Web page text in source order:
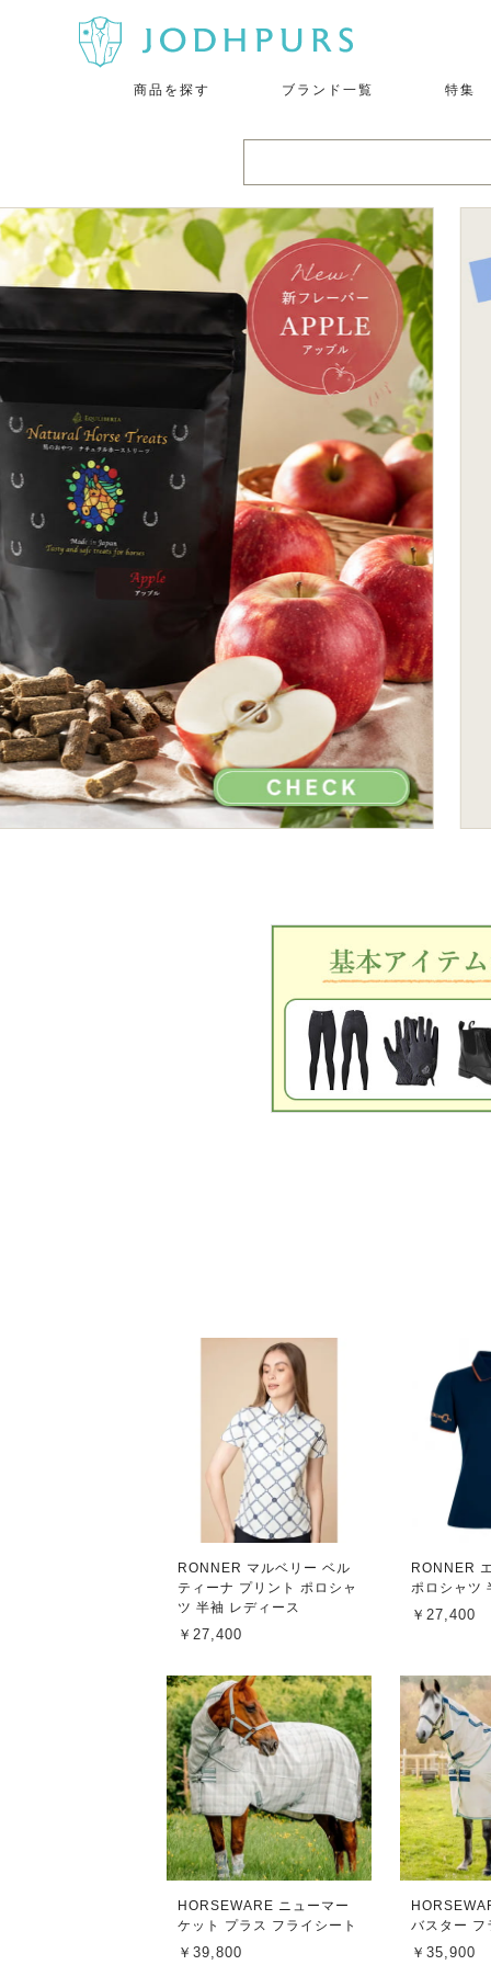
商品を探す ブランド一覧 特集
RONNER マルベリー ベル
ティーナ プリント ポロシャ
ツ 半袖 レディース
￥27,400
RONNER
ポロシャツ
￥27,400
HORSEWARE ニューマー
ケット プラス フライシート
￥39,800
バスター フ
￥35,900